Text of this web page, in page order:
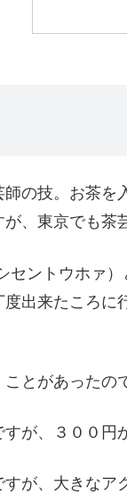
の技。お茶
、東京でも茶
セントウホァ
出来たころ
とがあったの
が、３００
が、大きな